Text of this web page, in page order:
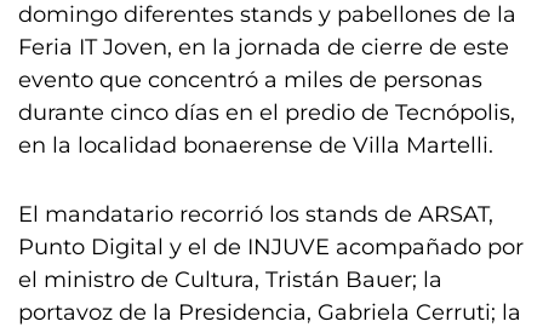
domingo diferentes stands y pabellones de la
Feria IT Joven, en la jornada de cierre de este
evento que concentró a miles de personas
durante cinco días en el predio de Tecnópolis,
en la localidad bonaerense de Villa Martelli.
El mandatario recorrió los stands de ARSAT,
Punto Digital y el de INJUVE acompañado por
el ministro de Cultura, Tristán Bauer; la
portavoz de la Presidencia, Gabriela Cerruti; la